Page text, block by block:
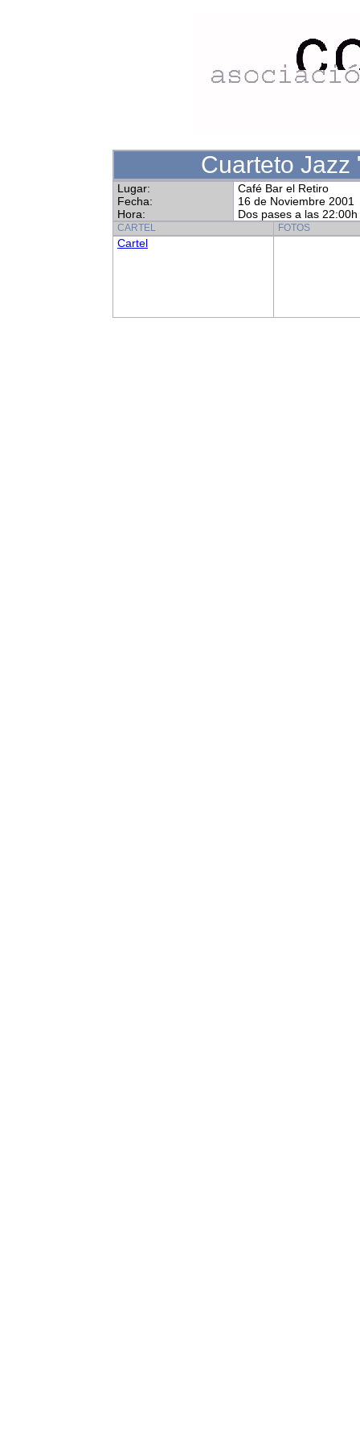
Cuarteto Jazz
Lugar:
Fecha:
Hora:
Café Bar el Retiro
16 de Noviembre 2001
Dos pases a las
CARTEL FOTOS
Cartel